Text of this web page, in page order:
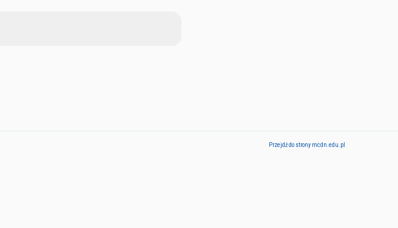
Przejdź do strony mcdn.edu.pl